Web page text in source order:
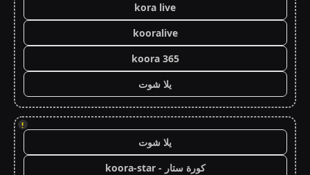
kora live
kooralive
koora 365
يلا شوت
!
يلا شوت
كورة ستار - koora-star